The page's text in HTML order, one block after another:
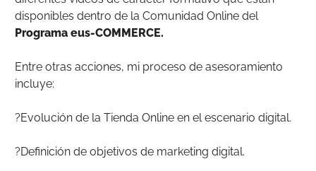
disponibles dentro de la Comunidad Online del
Programa eus-COMMERCE.
Entre otras acciones, mi proceso de asesoramiento
incluye:
?Evolución de la Tienda Online en el escenario digital.
?Definición de objetivos de marketing digital.